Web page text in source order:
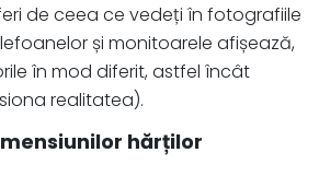
de ceea ce vedeți în fotografiile
și monitoarele afișează,
în mod diferit, astfel încât
realitatea).
hărților